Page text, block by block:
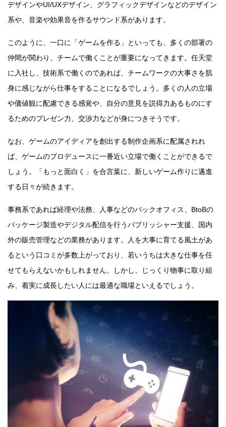
デザインやUI/UXデザイン、グラフィックデザインなどのデザイン
系や、音楽や効果音を作るサウンド系があります。
このように、一口に「ゲームを作る」といっても、多くの部署の
仲間が関わり、チームで働くことが重要になってきます。任天堂
に入社し、技術系で働くのであれば、チームワークの大事さを肌
身に感じながら仕事をすることになるでしょう。多くの人の立場
や価値観に配慮できる感覚や、自分の意見を説得力あるものにす
るためのプレゼン力、交渉力などが身につきそうです。
なお、ゲームのアイディアを創出する制作企画系に配属されれ
ば、ゲームのプロデュースに一番近い立場で働くことができるで
しょう。「もっと面白く」を合言葉に、新しいゲーム作りに邁進
する日々が続きます。
事務系であれば経理や法務、人事などのバックオフィス、BtoBの
パッケージ製造やデジタル配信を行うパブリッシャー支援、国内
外の販売管理などの業務があります。人を大事に育てる風土があ
るという口コミが多数上がっており、若いうちは大きな仕事を任
せてもらえないかもしれません。しかし、じっくり物事に取り組
み、着実に成長したい人には最適な職場といえるでしょう。